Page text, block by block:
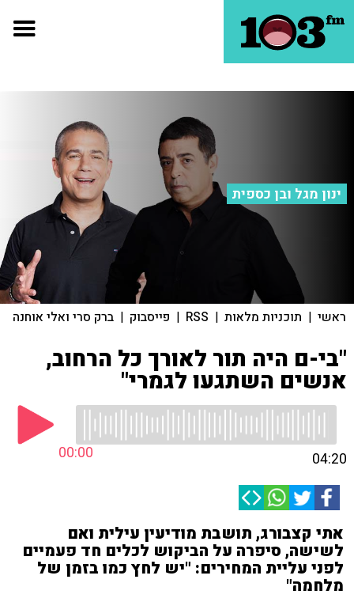
ינון מגל ובן כספית
ראשי | תוכניות מלאות |
RSS
| פייסבוק | ברק סרי ואלי אוחנה
"בי-ם היה תור לאורך כל הרחוב,
אנשים השתגעו לגמרי"
00:00 04:20
אתי קצבורג, תושבת מודיעין עילית ואם
לשישה, סיפרה על הביקוש לכלים חד פעמיים
לפני עליית המחירים: "יש לחץ כמו בזמן של
מלחמה"